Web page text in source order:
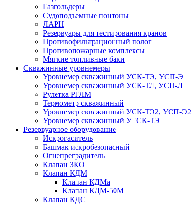
Газгольдеры
Судоподъемные понтоны
ЛАРН
Резервуары для тестирования кранов
Противофильтрационный полог
Противопожарные комплексы
Мягкие топливные баки
Скважинные уровнемеры
Уровнемер скважинный УСК-ТЭ, УСП-Э
Уровнемер скважинный УСК-ТЛ, УСП-Л
Рулетка РГЛМ
Термометр скважинный
Уровнемер скважинный УСК-ТЭ2, УСП-Э2
Уровнемер скважинный УТСК-ТЭ
Резервуарное оборудование
Искрогаситель
Башмак искробезопасный
Огнепреградитель
Клапан ЗКО
Клапан КДМ
Клапан КДМа
Клапан КДМ-50М
Клапан КДС